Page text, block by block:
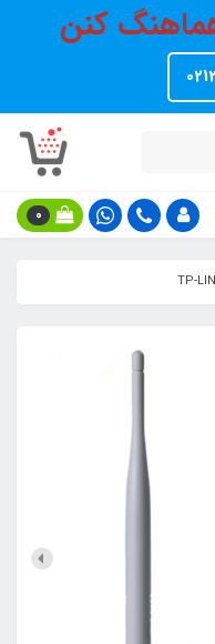
کنن
0